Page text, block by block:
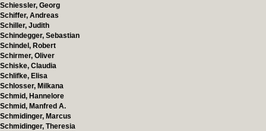
Schiessler, Georg
Schiffer, Andreas
Schiller, Judith
Schindegger, Sebastian
Schindel, Robert
Schirmer, Oliver
Schiske, Claudia
Schlifke, Elisa
Schlosser, Milkana
Schmid, Hannelore
Schmid, Manfred A.
Schmidinger, Marcus
Schmidinger, Theresia